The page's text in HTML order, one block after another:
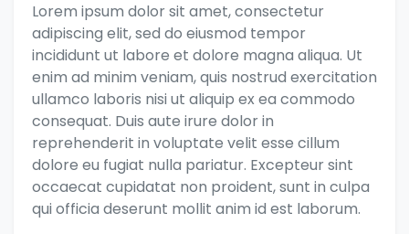
Lorem ipsum dolor sit amet, consectetur
adipiscing elit, sed do eiusmod tempor
incididunt ut labore et dolore magna aliqua. Ut
enim ad minim veniam, quis nostrud exercitation
ullamco laboris nisi ut aliquip ex ea commodo
consequat. Duis aute irure dolor in
reprehenderit in voluptate velit esse cillum
dolore eu fugiat nulla pariatur. Excepteur sint
occaecat cupidatat non proident, sunt in culpa
qui officia deserunt mollit anim id est laborum.